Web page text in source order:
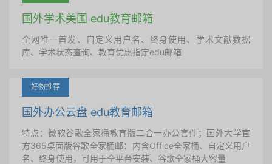
国外学术美国 edu教育邮箱
全网唯一首发、自定义用户名、终身使用、学术文献数据
库、学术状态查询、教育优惠指定edu邮箱
好物推荐
国外办公云盘 edu教育邮箱
特点：微软谷歌全家桶教育版二合一办公套件；国外大学官
方365桌面版谷歌全家桶邮：内含Office全家桶、自定义用户
名、终身使用，可用于全平台安装、谷歌全家桶大容量